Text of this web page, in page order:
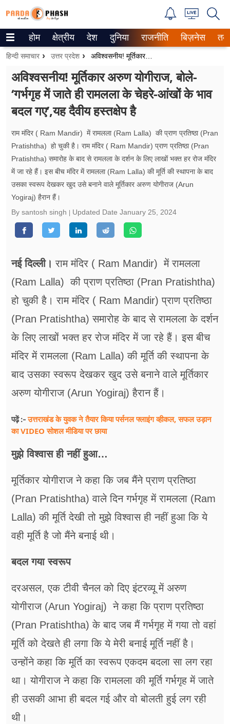
Trending on Google News
ePaper
वेब स्टोरीज
उत्तर प्रदेश
वीडियो
रिलेशनशिप
जीवन मंत्रा
फूड
सेहत
ब्‍यूटी
जॉब्स
अन्य खबरें
होम क्षेत्रीय देश दुनिया राजनीति बिज़नेस
हिन्दी समाचार उत्तर प्रदेश अविश्वसनीय! मूर्तिकार अरुण योगीराज, बोले- ‘गर्भगृह में जाते ही रामलला के चेहरे-आंखों के भाव बदल गए’,यह दैवीय हस्तक्षेप है
अविश्वसनीय! मूर्तिकार अरुण योगीराज, बोले-
‘गर्भगृह में जाते ही रामलला के चेहरे-आंखों के भाव
बदल गए’,यह दैवीय हस्तक्षेप है
राम मंदिर ( Ram Mandir) में रामलला (Ram Lalla) की प्राण प्रतिष्ठा (Pran
Pratishtha) हो चुकी है। राम मंदिर ( Ram Mandir) प्राण प्रतिष्ठा (Pran
Pratishtha) समारोह के बाद से रामलला के दर्शन के लिए लाखों भक्त हर रोज मंदिर
में जा रहे हैं। इस बीच मंदिर में रामलला (Ram Lalla) की मूर्ति की स्थापना के बाद
उसका स्वरूप देखकर खुद उसे बनाने वाले मूर्तिकार अरुण योगीराज (Arun
Yogiraj) हैरान हैं।
By santosh singh
Updated Date January 25, 2024
नई दिल्ली।राम मंदिर ( Ram Mandir) में रामलला
(Ram Lalla) की प्राण प्रतिष्ठा (Pran Pratishtha)
हो चुकी है। राम मंदिर ( Ram Mandir) प्राण प्रतिष्ठा
(Pran Pratishtha) समारोह के बाद से रामलला के दर्शन
के लिए लाखों भक्त हर रोज मंदिर में जा रहे हैं। इस बीच
मंदिर में रामलला (Ram Lalla) की मूर्ति की स्थापना के
बाद उसका स्वरूप देखकर खुद उसे बनाने वाले मूर्तिकार
अरुण योगीराज (Arun Yogiraj) हैरान हैं।
पढ़ें :-उत्तराखंड के युवक ने तैयार किया पर्सनल फ्लाइंग व्हीकल, सफल उड़ान
का VIDEO सोशल मीडिया पर छाया
मुझे विश्वास ही नहीं हुआ…
मूर्तिकार योगीराज ने कहा कि जब मैंने प्राण प्रतिष्ठा
(Pran Pratishtha) वाले दिन गर्भगृह में रामलला (Ram
Lalla) की मूर्ति देखी तो मुझे विश्वास ही नहीं हुआ कि ये
वही मूर्ति है जो मैंने बनाई थी।
बदल गया स्वरूप
दरअसल, एक टीवी चैनल को दिए इंटरव्यू में अरुण
योगीराज (Arun Yogiraj) ने कहा कि प्राण प्रतिष्ठा
(Pran Pratishtha) के बाद जब मैं गर्भगृह में गया तो वहां
मूर्ति को देखते ही लगा कि ये मेरी बनाई मूर्ति नहीं है।
उन्होंने कहा कि मूर्ति का स्वरूप एकदम बदला सा लग रहा
था। योगीराज ने कहा कि रामलला की मूर्ति गर्भगृह में जाते
ही उसकी आभा ही बदल गई और वो बोलती हुई लग रही
थी।